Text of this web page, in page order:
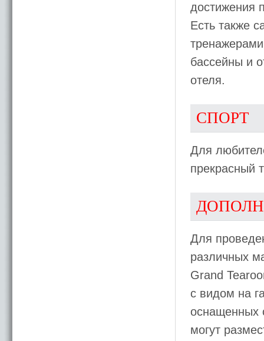
достижения
Есть также
бассейны и
отеля.
СПОРТ
Для
прекрасный
Для
различных
Grand
с видом на
оснащенных
могут